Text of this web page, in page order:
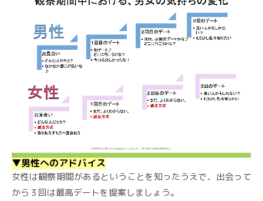
▼男性へのアドバイス
女性は観察期間があるということを知ったうえで、出会って
から３回は最高デートを提案しましょう。